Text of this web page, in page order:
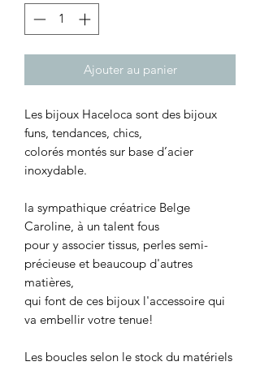
Ajouter au panier
Les bijoux Haceloca sont des bijoux
funs, tendances, chics,
colorés montés sur base d’acier
inoxydable.
la sympathique créatrice Belge
Caroline, à un talent fous
pour y associer tissus, perles semi-
précieuse et beaucoup d'autres
matières,
qui font de ces bijoux l'accessoire qui
va embellir votre tenue!
Les boucles selon le stock du matériels